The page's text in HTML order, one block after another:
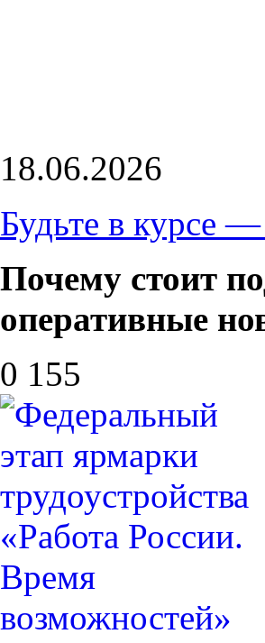
18.06.2026
Будьте в курсе —
Почему стоит
оперативные
0 155